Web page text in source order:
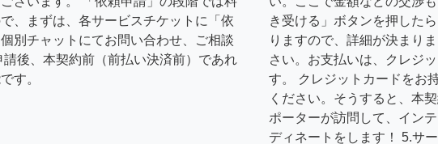
、まずは、各サービスチケットに「依
別チャットにてお問い合わせ、ご相談
後、本契約前（前払い決済前）であれ
す。
き受ける」ボタンを押した
りますので、詳細が決まり
さい。お支払いは、クレジ
す。 クレジットカードをお
ください。そうすると、本
ポーターが訪問して、イン
ディネートをします！ 5.サ